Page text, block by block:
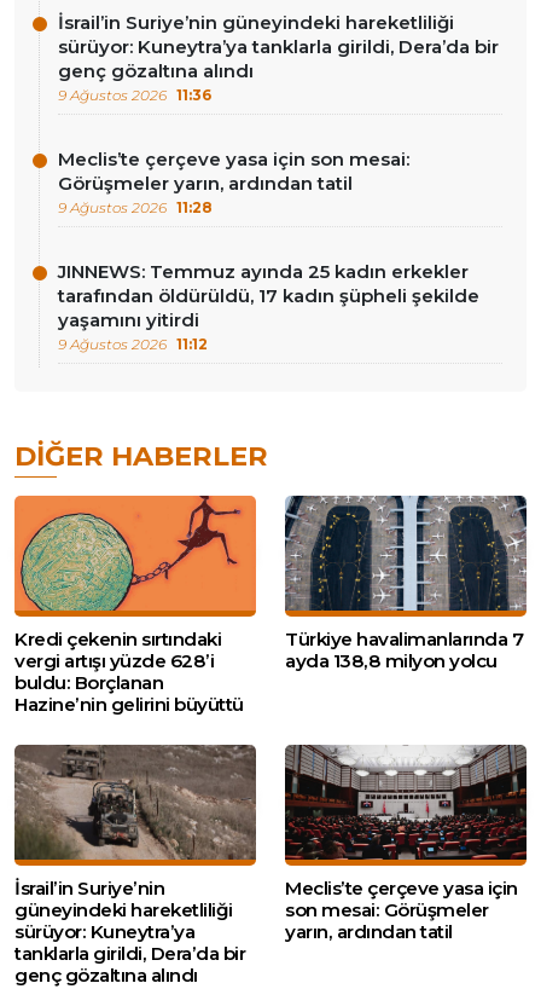
İsrail’in Suriye’nin güneyindeki hareketliliği
sürüyor: Kuneytra’ya tanklarla girildi, Dera’da bir
genç gözaltına alındı
9 Ağustos 2026 11:36
Meclis’te çerçeve yasa için son mesai:
Görüşmeler yarın, ardından tatil
9 Ağustos 2026 11:28
JINNEWS: Temmuz ayında 25 kadın erkekler
tarafından öldürüldü, 17 kadın şüpheli şekilde
yaşamını yitirdi
9 Ağustos 2026 11:12
DIĞER HABERLER
Kredi çekenin sırtındaki
vergi artışı yüzde 628’i
buldu: Borçlanan
Hazine’nin gelirini büyüttü
Türkiye havalimanlarında 7
ayda 138,8 milyon yolcu
İsrail’in Suriye’nin
güneyindeki hareketliliği
sürüyor: Kuneytra’ya
tanklarla girildi, Dera’da bir
genç gözaltına alındı
Meclis’te çerçeve yasa için
son mesai: Görüşmeler
yarın, ardından tatil